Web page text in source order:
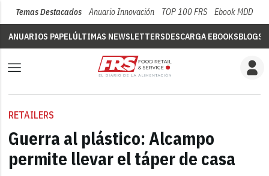
Temas Destacados Anuario Innovación TOP 100 FRS Ebook MDD
ANUARIOS PAPELÚLTIMAS NEWSLETTERSDESCARGA EBOOKSBLOGS
RETAILERS
Guerra al plástico: Alcampo
permite llevar el táper de casa